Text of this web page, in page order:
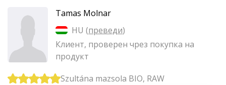
Tamas Molnar
HU (преведи)
Клиент, проверен чрез покупка на
продукт
Szultána mazsola BIO, RAW